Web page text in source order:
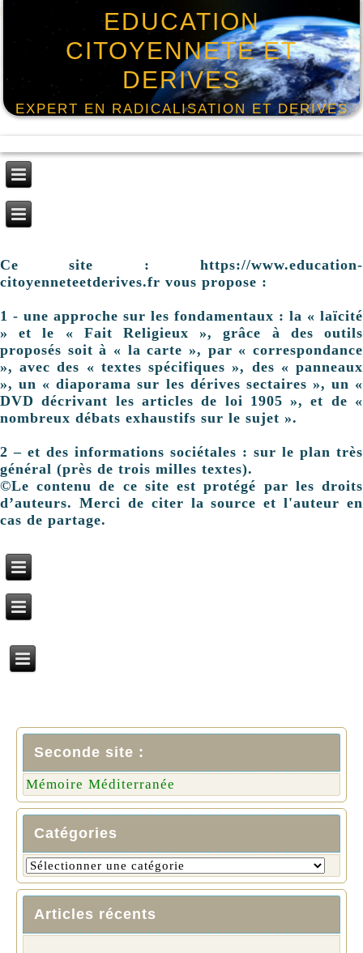
EDUCATION
CITOYENNETE ET
DERIVES
EXPERT EN RADICALISATION ET DERIVES
Ce site : https://www.education-
citoyenneteetderives.fr vous propose :
1 - une approche sur les fondamentaux : la « laïcité
» et le « Fait Religieux », grâce à des outils
proposés soit à « la carte », par « correspondance
», avec des « textes spécifiques », des « panneaux
», un « diaporama sur les dérives sectaires », un «
DVD décrivant les articles de loi 1905 », et de «
nombreux débats exhaustifs sur le sujet ».
2 – et des informations sociétales : sur le plan très
général (près de trois milles textes).
©Le contenu de ce site est protégé par les droits
d’auteurs. Merci de citer la source et l'auteur en
cas de partage.
Seconde site :
Mémoire Méditerranée
Catégories
Articles récents